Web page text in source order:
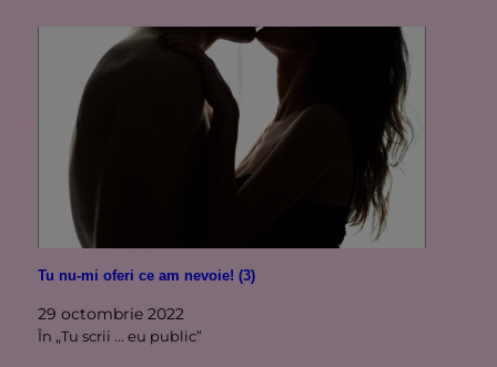
Tu nu-mi oferi ce am nevoie! (3)
29 octombrie 2022
În „Tu scrii ... eu public”